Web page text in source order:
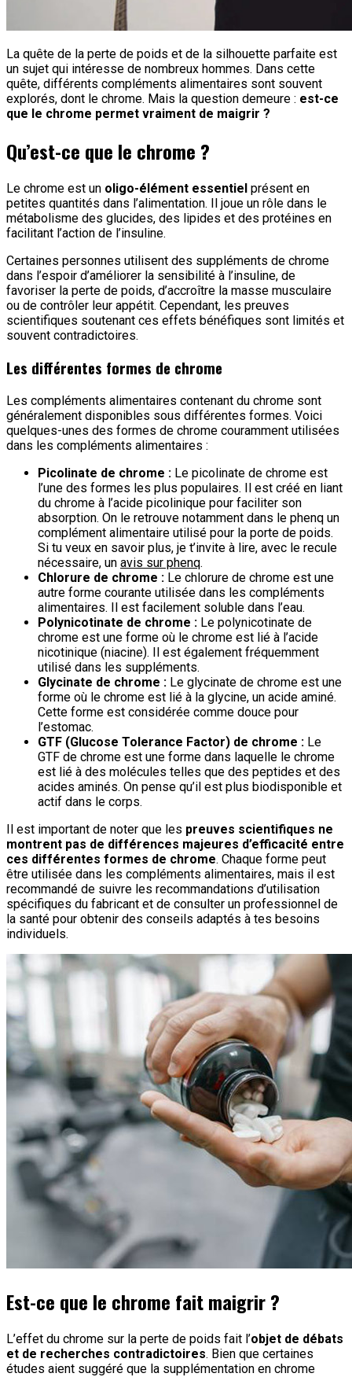
La quête de la perte de poids et de la silhouette parfaite est
un sujet qui intéresse de nombreux hommes. Dans cette
quête, différents compléments alimentaires sont souvent
explorés, dont le chrome. Mais la question demeure : est-ce
que le chrome permet vraiment de maigrir ?
Qu’est-ce que le chrome ?
Le chrome est un oligo-élément essentiel présent en
petites quantités dans l’alimentation. Il joue un rôle dans le
métabolisme des glucides, des lipides et des protéines en
facilitant l’action de l’insuline.
Certaines personnes utilisent des suppléments de chrome
dans l’espoir d’améliorer la sensibilité à l’insuline, de
favoriser la perte de poids, d’accroître la masse musculaire
ou de contrôler leur appétit. Cependant, les preuves
scientifiques soutenant ces effets bénéfiques sont limités et
souvent contradictoires.
Les différentes formes de chrome
Les compléments alimentaires contenant du chrome sont
généralement disponibles sous différentes formes. Voici
quelques-unes des formes de chrome couramment utilisées
dans les compléments alimentaires :
Picolinate de chrome : Le picolinate de chrome est
l’une des formes les plus populaires. Il est créé en liant
du chrome à l’acide picolinique pour faciliter son
absorption. On le retrouve notamment dans le phenq un
complément alimentaire utilisé pour la porte de poids.
Si tu veux en savoir plus, je t’invite à lire, avec le recule
nécessaire, un avis sur phenq.
Chlorure de chrome : Le chlorure de chrome est une
autre forme courante utilisée dans les compléments
alimentaires. Il est facilement soluble dans l’eau.
Polynicotinate de chrome : Le polynicotinate de
chrome est une forme où le chrome est lié à l’acide
nicotinique (niacine). Il est également fréquemment
utilisé dans les suppléments.
Glycinate de chrome : Le glycinate de chrome est une
forme où le chrome est lié à la glycine, un acide aminé.
Cette forme est considérée comme douce pour
l’estomac.
GTF (Glucose Tolerance Factor) de chrome : Le
GTF de chrome est une forme dans laquelle le chrome
est lié à des molécules telles que des peptides et des
acides aminés. On pense qu’il est plus biodisponible et
actif dans le corps.
Il est important de noter que les preuves scientifiques ne
montrent pas de différences majeures d’efficacité entre
ces différentes formes de chrome. Chaque forme peut
être utilisée dans les compléments alimentaires, mais il est
recommandé de suivre les recommandations d’utilisation
spécifiques du fabricant et de consulter un professionnel de
la santé pour obtenir des conseils adaptés à tes besoins
individuels.
Est-ce que le chrome fait maigrir ?
L’effet du chrome sur la perte de poids fait l’objet de débats
et de recherches contradictoires. Bien que certaines
études aient suggéré que la supplémentation en chrome